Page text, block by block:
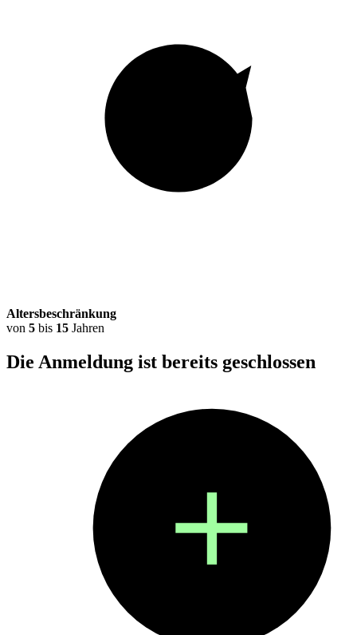
Altersbeschränkung
von 5 bis 15 Jahren
Die Anmeldung ist bereits geschlossen